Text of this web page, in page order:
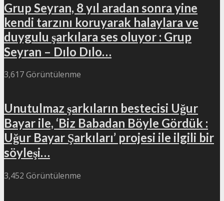
Grup Seyran, 8 yıl aradan sonra yine
kendi tarzını koruyarak halaylara ve
duygulu şarkılara ses oluyor : Grup
Seyran – Dılo Dılo…
3,617 Görüntülenme
Unutulmaz şarkıların bestecisi Uğur
Bayar ile, ‘Biz Babadan Böyle Gördük :
Uğur Bayar Şarkıları’ projesi ile ilgili bir
söyleşi…
3,452 Görüntülenme